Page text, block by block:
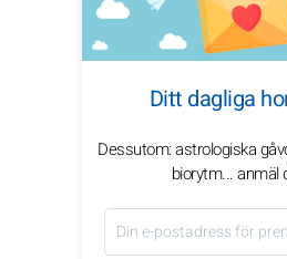
Ditt dagliga
Dessutom: astrologiska
biorytm... anmäl